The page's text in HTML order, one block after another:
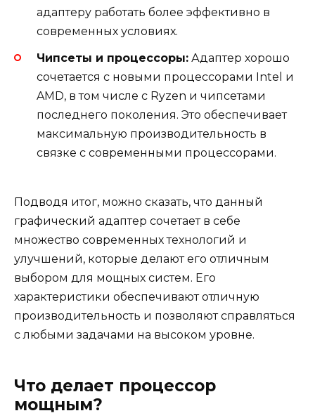
адаптеру работать более эффективно в
современных условиях.
Чипсеты и процессоры: Адаптер хорошо
сочетается с новыми процессорами Intel и
AMD, в том числе с Ryzen и чипсетами
последнего поколения. Это обеспечивает
максимальную производительность в
связке с современными процессорами.
Подводя итог, можно сказать, что данный
графический адаптер сочетает в себе
множество современных технологий и
улучшений, которые делают его отличным
выбором для мощных систем. Его
характеристики обеспечивают отличную
производительность и позволяют справляться
с любыми задачами на высоком уровне.
Что делает процессор
мощным?